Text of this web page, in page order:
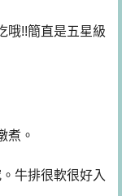
哦!!簡直是五星級
煮。
牛排很軟很好入